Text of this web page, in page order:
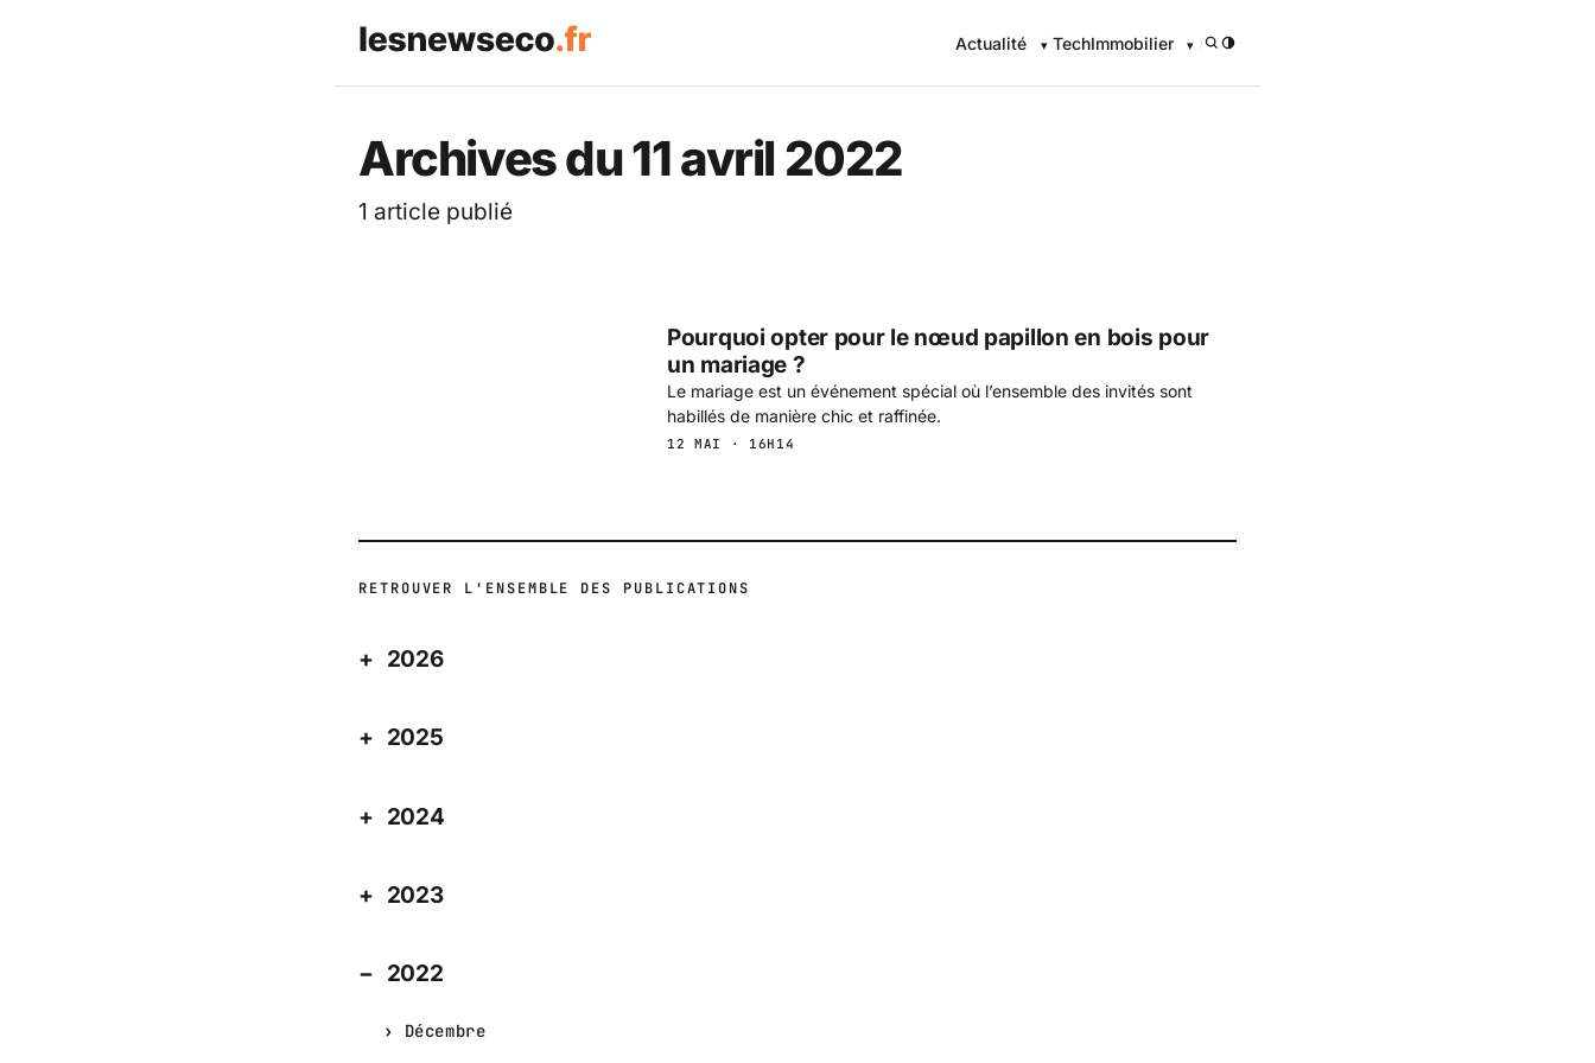
Actualité TechImmobilier /
Archives du 11 avril 2022
1 article publié
Pourquoi opter pour le nœud papillon en bois pour
un mariage ?
Le mariage est un événement spécial où l’ensemble des invités sont
habillés de manière chic et raffinée.
12 MAI · 16H14
RETROUVER L'ENSEMBLE DES PUBLICATIONS
2026
2025
2024
2023
2022
Décembre